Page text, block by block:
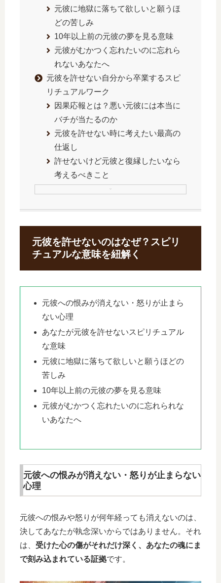
元彼に地獄に落ちて欲しいと願うほ
どの苦しみ
10年以上前の元彼の夢を見る意味
元彼がむかつく忘れたいのに忘れら
れないあなたへ
元彼を許せない自分から卒業するスピ
リチュアルワーク
因果応報とは？悪い元彼には本当に
バチが当たるのか
元彼を許せない時に考えたい最高の
仕返し
許せないけど元彼と復縁したいなら
考えるべきこと
元彼を許せないのはなぜ？スピリ
チュアルな意味を紐解く
元彼への恨みが消えない・怒りが止まら
ない心理
あなたが元彼を許せないスピリチュアル
な意味
元彼に地獄に落ちて欲しいと願うほどの
苦しみ
10年以上前の元彼の夢を見る意味
元彼がむかつく忘れたいのに忘れられな
いあなたへ
元彼への恨みが消えない・怒りが止まらない
心理
元彼への恨みや怒りが何年経っても消えないのは、
決してあなたが執念深いからではありません。それ
は、 受けた心の傷がそれだけ深く、あなたの魂にま
で刻み込まれている証拠です。